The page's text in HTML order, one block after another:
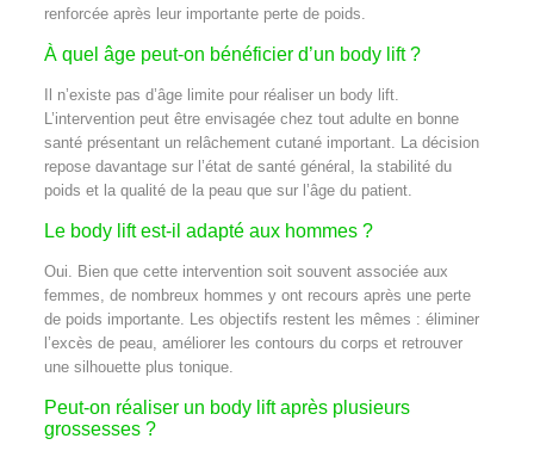
renforcée après leur importante perte de poids.
À quel âge peut-on bénéficier d’un body lift ?
Il n’existe pas d’âge limite pour réaliser un body lift.
L’intervention peut être envisagée chez tout adulte en bonne
santé présentant un relâchement cutané important. La décision
repose davantage sur l’état de santé général, la stabilité du
poids et la qualité de la peau que sur l’âge du patient.
Le body lift est-il adapté aux hommes ?
Oui. Bien que cette intervention soit souvent associée aux
femmes, de nombreux hommes y ont recours après une perte
de poids importante. Les objectifs restent les mêmes : éliminer
l’excès de peau, améliorer les contours du corps et retrouver
une silhouette plus tonique.
Peut-on réaliser un body lift après plusieurs
grossesses ?